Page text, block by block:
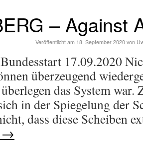
– Against
Veröffentlicht am 18. September 2020 von
17.09.2020
überzeugend
das System war.
in der Spiegelung der
dass diese Scheiben
→